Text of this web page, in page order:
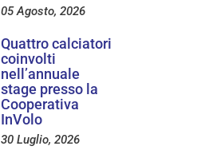
05 Agosto, 2026
Quattro calciatori
coinvolti
nell’annuale
stage presso la
Cooperativa
InVolo
30 Luglio, 2026